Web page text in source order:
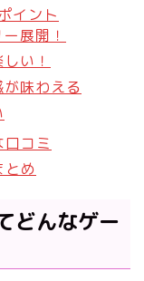
イント
展開！
い！
味わえる
口コミ
とめ
どんなゲー